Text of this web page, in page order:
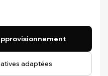
adaptées